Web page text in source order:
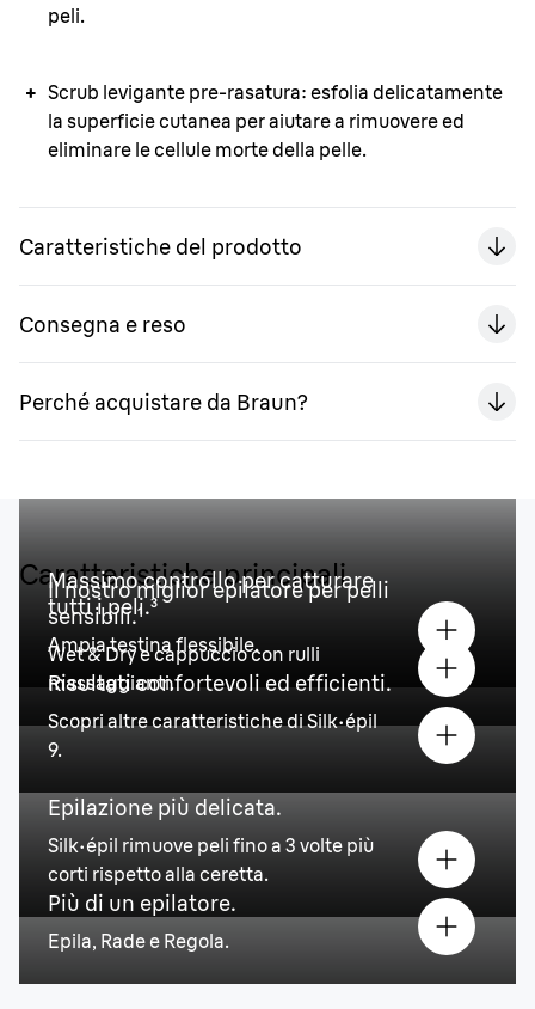
peli.
Scrub levigante pre-rasatura: esfolia delicatamente
la superficie cutanea per aiutare a rimuovere ed
eliminare le cellule morte della pelle.
Caratteristiche del prodotto
Consegna e reso
Perché acquistare da Braun?
Caratteristiche principali
Massimo controllo per catturare
tutti i peli.³
Ampia testina flessibile.
Il nostro miglior epilatore per pelli
sensibili.¹
Wet & Dry e cappuccio con rulli
massaggianti.
Risultati confortevoli ed efficienti.
Scopri altre caratteristiche di Silk·épil
9.
Epilazione più delicata.
Silk·épil rimuove peli fino a 3 volte più
corti rispetto alla ceretta.
Più di un epilatore.
Epila, Rade e Regola.